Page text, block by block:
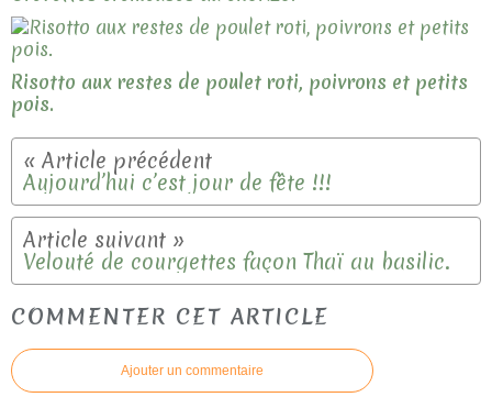
Risotto aux restes de poulet roti, poivrons et petits
pois.
Aujourd’hui c’est jour de fête !!!
Velouté de courgettes façon Thaï au basilic.
COMMENTER CET ARTICLE
Ajouter un commentaire